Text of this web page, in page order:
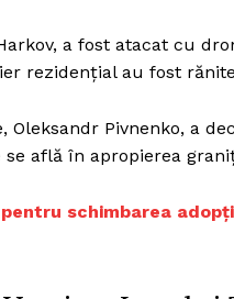
a fost atacat cu
rezidențial au fost
Pivnenko, a
află în apropierea
schimbarea